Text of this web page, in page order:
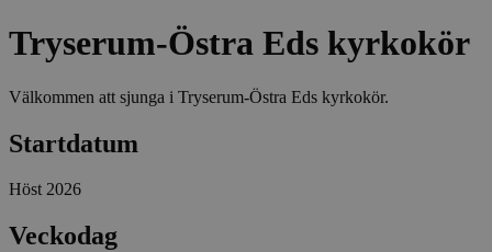
Tryserum-Östra Eds kyrkokör
Välkommen att sjunga i Tryserum-Östra Eds kyrkokör.
Startdatum
Höst 2026
Veckodag